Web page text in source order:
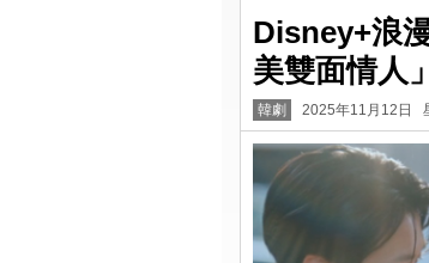
Disney+浪
美雙面情人
韓劇 2025年11月12日